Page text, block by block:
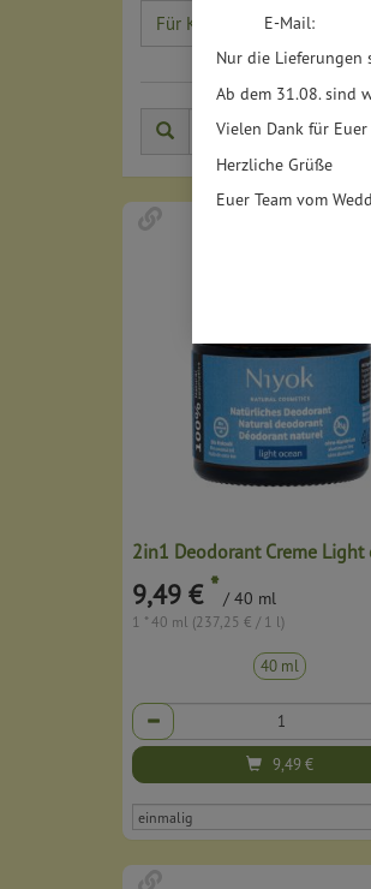
E-Mail:
Nur die Lieferungen
Ab dem 31.08. sind
Vielen Dank für
Herzliche Grüße
Euer Team vom
Für Kinder und Mütter
2in1 Deodorant Creme Light
9,49 € * / 40 ml
1 * 40 ml (237,25 € / 1 l)
40 ml
Anzahl
9,49€